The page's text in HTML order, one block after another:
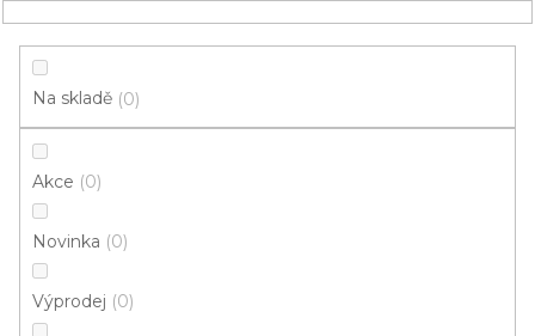
obsah
HLEDAT
NÁKUPNÍ
restaurace
Na skladě 0
Akce 0
Novinka 0
Výprodej 0